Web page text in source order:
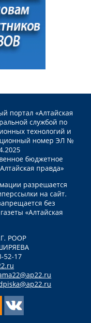
портал «Алтайская
службой по
технологий и
номер ЭЛ №
бюджетное
правда»
разрешается
на сайт.
без
«Алтайская
РООР
52-17